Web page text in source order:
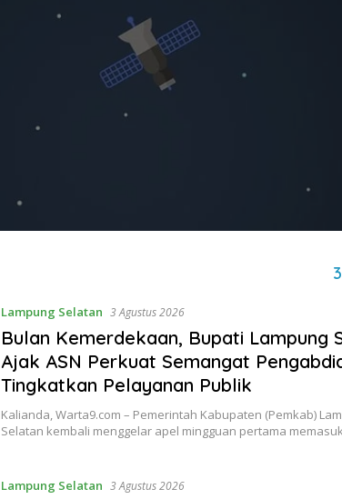
Lampung Selatan 3 Agustus 2026
Bulan Kemerdekaan, Bupati Lampung
Ajak ASN Perkuat Semangat
Tingkatkan Pelayanan Publik
Kalianda, Warta9.com – Pemerintah Kabupaten (Pemkab)
Selatan kembali menggelar apel mingguan pertama
Lampung Selatan 3 Agustus 2026